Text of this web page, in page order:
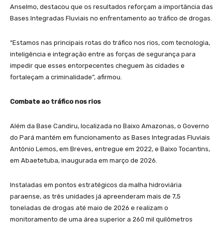
Anselmo, destacou que os resultados reforçam a importância das
Bases Integradas Fluviais no enfrentamento ao tráfico de drogas.
“Estamos nas principais rotas do tráfico nos rios, com tecnologia,
inteligência e integração entre as forças de segurança para
impedir que esses entorpecentes cheguem às cidades e
fortaleçam a criminalidade”, afirmou.
Combate ao tráfico nos rios
Além da Base Candiru, localizada no Baixo Amazonas, o Governo
do Pará mantém em funcionamento as Bases Integradas Fluviais
Antônio Lemos, em Breves, entregue em 2022, e Baixo Tocantins,
em Abaetetuba, inaugurada em março de 2026.
Instaladas em pontos estratégicos da malha hidroviária
paraense, as três unidades já apreenderam mais de 7,5
toneladas de drogas até maio de 2026 e realizam o
monitoramento de uma área superior a 260 mil quilômetros